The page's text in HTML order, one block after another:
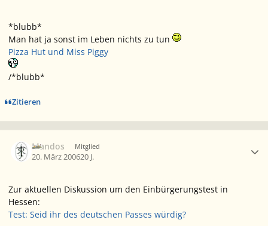
*blubb*
Man hat ja sonst im Leben nichts zu tun
Pizza Hut und Miss Piggy
/*blubb*
Zitieren
Mandos Mitglied
20. März 200620 J.
Zur aktuellen Diskussion um den Einbürgerungstest in
Hessen:
Test: Seid ihr des deutschen Passes würdig?